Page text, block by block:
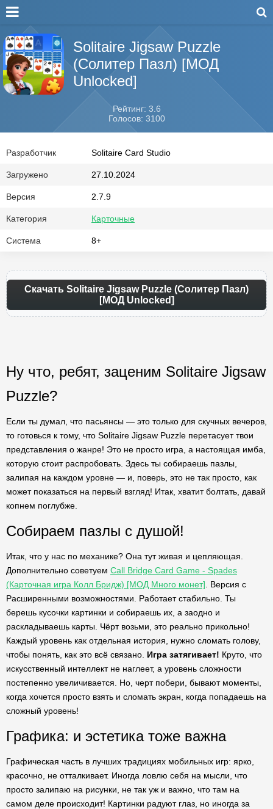
Solitaire Jigsaw Puzzle
(Солитер Пазл) [МОД
Unlocked]
Рейтинг: 3.6
Голосов: 3100
Разработчик Solitaire Card Studio
Загружено 27.10.2024
Версия 2.7.9
Категория Карточные
Система 8+
Скачать Solitaire Jigsaw Puzzle (Солитер Пазл)
[МОД Unlocked]
Ну что, ребят, заценим Solitaire Jigsaw
Puzzle?
Если ты думал, что пасьянсы — это только для скучных вечеров,
то готовься к тому, что Solitaire Jigsaw Puzzle перетасует твои
представления о жанре! Это не просто игра, а настоящая имба,
которую стоит распробовать. Здесь ты собираешь пазлы,
залипая на каждом уровне — и, поверь, это не так просто, как
может показаться на первый взгляд! Итак, хватит болтать, давай
копнем поглубже.
Собираем пазлы с душой!
Итак, что у нас по механике? Она тут живая и цепляющая.
Дополнительно советуем Call Bridge Card Game - Spades
(Карточная игра Колл Бридж) [МОД Много монет] . Версия с
Расширенными возможностями. Работает стабильно. Ты
берешь кусочки картинки и собираешь их, а заодно и
раскладываешь карты. Чёрт возьми, это реально прикольно!
Каждый уровень как отдельная история, нужно сломать голову,
чтобы понять, как это всё связано. Игра затягивает! Круто, что
искусственный интеллект не наглеет, а уровень сложности
постепенно увеличивается. Но, черт побери, бывают моменты,
когда хочется просто взять и сломать экран, когда попадаешь на
сложный уровень!
Графика: и эстетика тоже важна
Графическая часть в лучших традициях мобильных игр: ярко,
красочно, не отталкивает. Иногда ловлю себя на мысли, что
просто залипаю на рисунки, не так уж и важно, что там на
самом деле происходит! Картинки радуют глаз, но иногда за